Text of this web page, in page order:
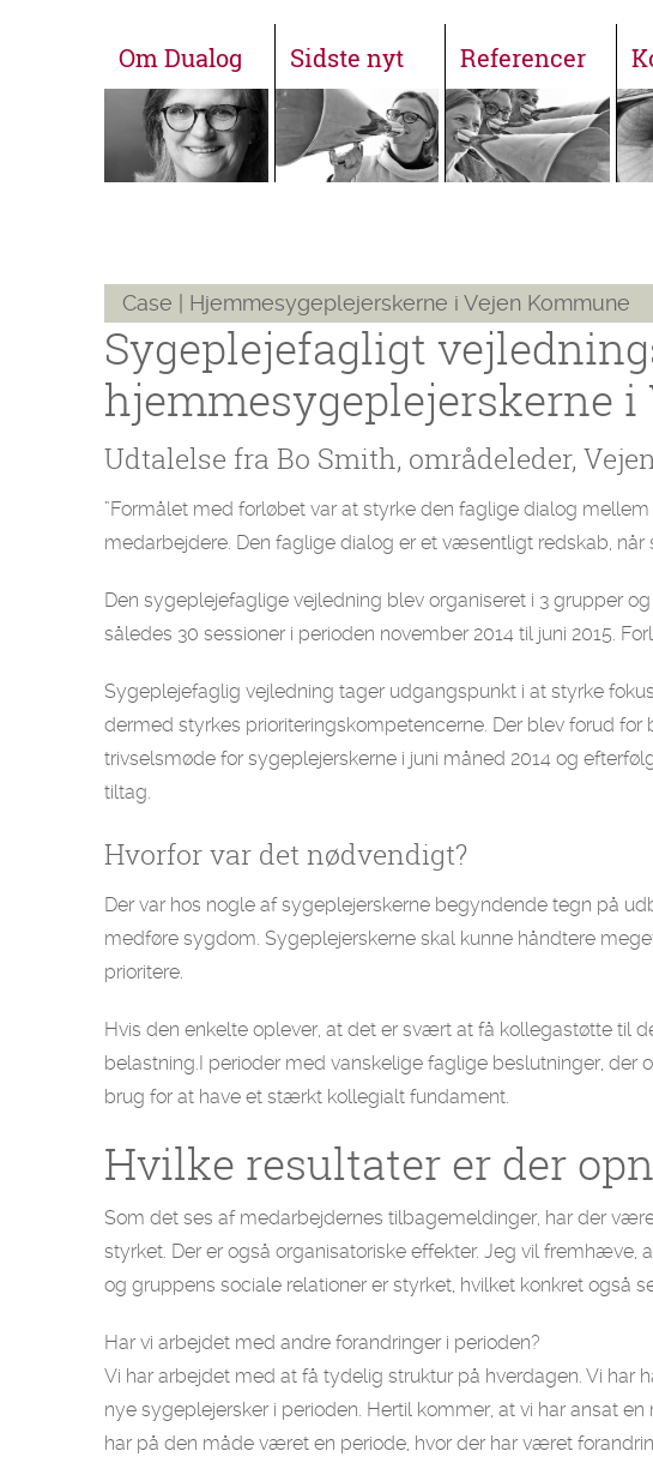
Om Dualog Sidste nyt Referencer
Case | Hjemmesygeplejerskerne i Vejen Kommune
Sygeplejefagligt
hjemmesygeplejerskerne
Udtalelse fra Bo Smith, områdeleder,
”Formålet med forløbet var at styrke den faglige dialog
medarbejdere. Den faglige dialog er et væsentligt redskab, når
Den sygeplejefaglige vejledning blev organiseret i 3 grupper
således 30 sessioner i perioden november 2014 til juni 2015.
Sygeplejefaglig vejledning tager udgangspunkt i at styrke
dermed styrkes prioriteringskompetencerne. Der blev forud
trivselsmøde for sygeplejerskerne i juni måned 2014 og
tiltag.
Hvorfor var det nødvendigt?
Der var hos nogle af sygeplejerskerne begyndende tegn på
medføre sygdom. Sygeplejerskerne skal kunne håndtere
prioritere.
Hvis den enkelte oplever, at det er svært at få kollegastøtte til
belastning.I perioder med vanskelige faglige beslutninger, der
brug for at have et stærkt kollegialt fundament.
Hvilke resultater er der
Som det ses af medarbejdernes tilbagemeldinger, har der
styrket. Der er også organisatoriske effekter. Jeg vil
og gruppens sociale relationer er styrket, hvilket konkret også
Har vi arbejdet med andre forandringer i perioden?
Vi har arbejdet med at få tydelig struktur på hverdagen. Vi har
nye sygeplejersker i perioden. Hertil kommer, at vi har ansat
har på den måde været en periode, hvor der har været